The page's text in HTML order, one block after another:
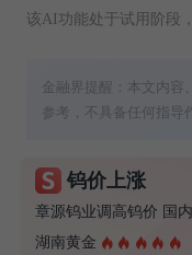
该AI功能处于试用阶段
金融界提醒：本文内容
参考，不具备任何指
钨价上涨
湖南黄金